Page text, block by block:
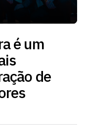
é um
de